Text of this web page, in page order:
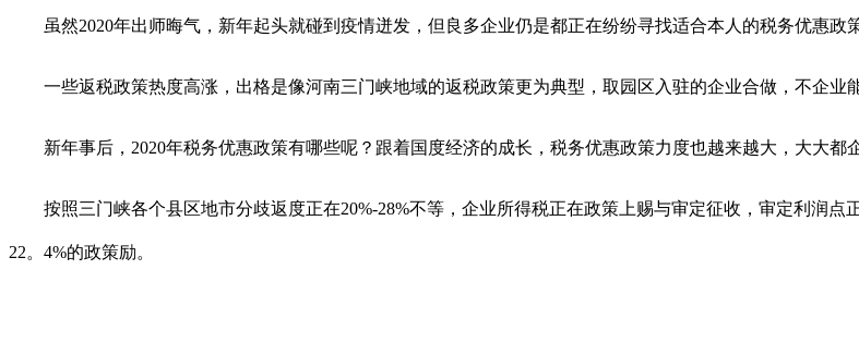
虽然2020年出师晦气，新年起头就碰到疫情迸发，但良多企业仍是都正在纷纷寻找适合本人的税务优惠政
一些返税政策热度高涨，出格是像河南三门峡地域的返税政策更为典型，取园区入驻的企业合做，不企业
新年事后，2020年税务优惠政策有哪些呢？跟着国度经济的成长，税务优惠政策力度也越来越大，大大都
按照三门峡各个县区地市分歧返度正在20%-28%不等，企业所得税正在政策上赐与审定征收，审定利润点
22。4%的政策励。